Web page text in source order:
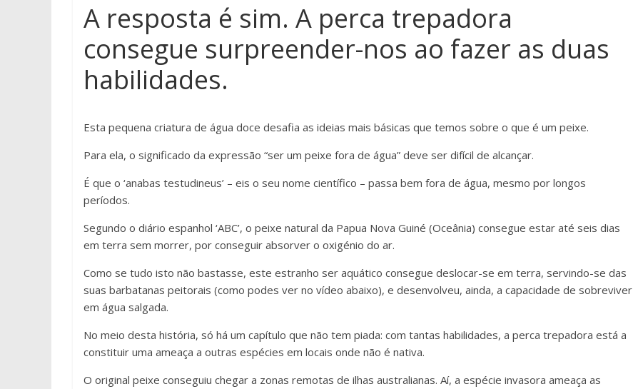
A resposta é sim. A perca trepadora
consegue surpreender-nos ao fazer as duas
habilidades.
Esta pequena criatura de água doce desafia as ideias mais básicas que temos sobre o que é um peixe.
Para ela, o significado da expressão “ser um peixe fora de água” deve ser difícil de alcançar.
É que o ‘anabas testudineus’ – eis o seu nome científico – passa bem fora de água, mesmo por longos
períodos.
Segundo o diário espanhol ‘ABC’, o peixe natural da Papua Nova Guiné (Oceânia) consegue estar até seis dias
em terra sem morrer, por conseguir absorver o oxigénio do ar.
Como se tudo isto não bastasse, este estranho ser aquático consegue deslocar-se em terra, servindo-se das
suas barbatanas peitorais (como podes ver no vídeo abaixo), e desenvolveu, ainda, a capacidade de sobreviver
em água salgada.
No meio desta história, só há um capítulo que não tem piada: com tantas habilidades, a perca trepadora está a
constituir uma ameaça a outras espécies em locais onde não é nativa.
O original peixe conseguiu chegar a zonas remotas de ilhas australianas. Aí, a espécie invasora ameaça as